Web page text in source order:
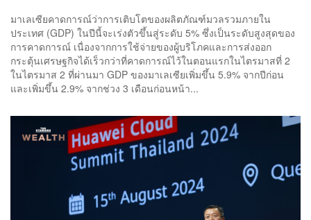
มาเลเซียคาดการณ์ว่าการเติบโตของผลิตภัณฑ์มวลรวมภายใน
ประเทศ (GDP) ในปีนี้จะเร่งตัวขึ้นสู่ระดับ 5% ซึ่งเป็นระดับสูงสุดของ
การคาดการณ์ เนื่องจากการใช้จ่ายของผู้บริโภคและการส่งออก
กระตุ้นเศรษฐกิจได้เร็วกว่าที่คาดการณ์ไว้ในตอนแรกในไตรมาสที่ 2
ในไตรมาส 2 ที่ผ่านมา GDP ของมาเลเซียเพิ่มขึ้น 5.9% จากปีก่อน
และเพิ่มขึ้น 2.9% จากช่วง 3 เดือนก่อนหน้า...